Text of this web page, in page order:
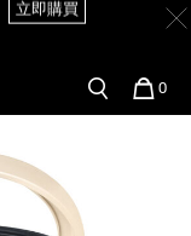
立即購買
立即購買
立即購買
您
0